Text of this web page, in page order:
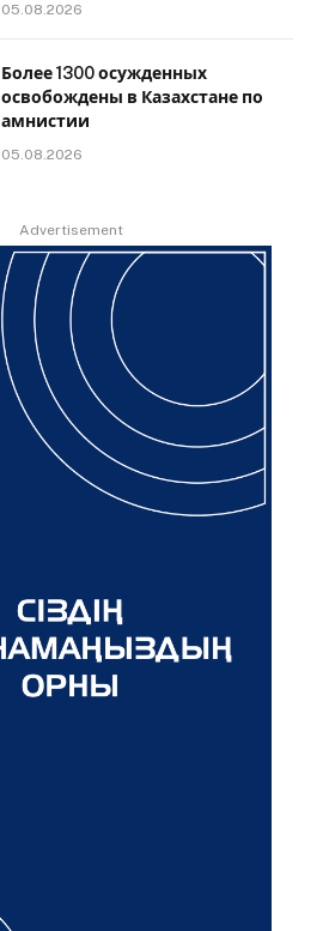
05.08.2026
Более 1300 осужденных
освобождены в Казахстане по
амнистии
05.08.2026
Advertisement